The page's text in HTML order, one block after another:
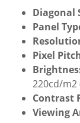
Diagonal
Panel
Pixel
220cd/m2
Contrast
Viewing